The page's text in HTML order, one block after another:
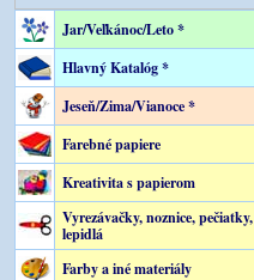
Jar/Veľkánoc/Leto *
Hlavný Katalóg *
Jeseň/Zima/Vianoce *
Farebné papiere
Kreativita s papierom
Vyrezávačky, noznice, pečiatky,
lepidlá
Farby a iné materiály